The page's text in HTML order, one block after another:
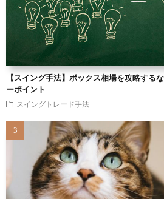
【スイング手法】ボックス相場を攻略する
ーポイント
スイングトレード手法